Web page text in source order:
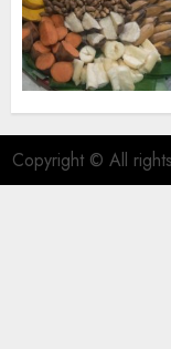
Copyright © All